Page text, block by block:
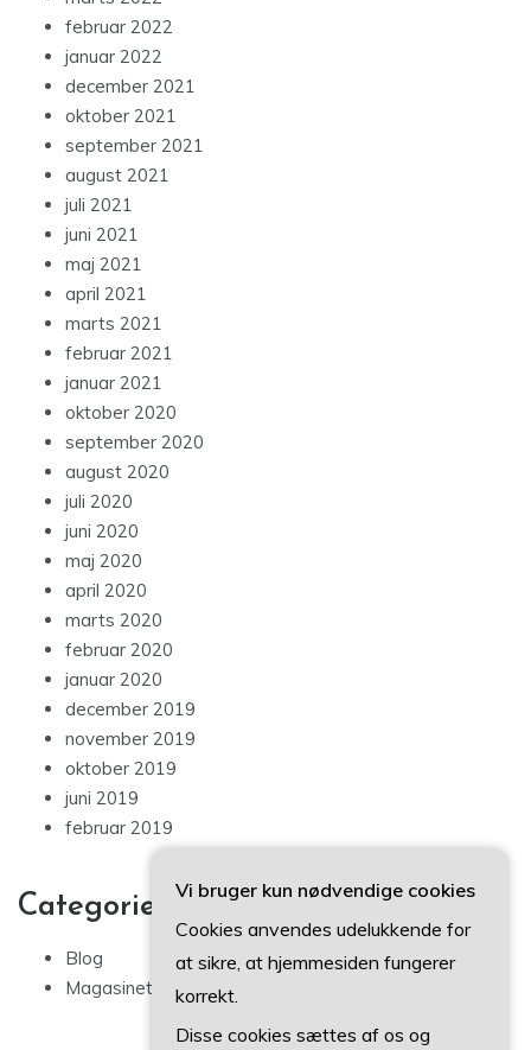
februar 2022
januar 2022
december 2021
oktober 2021
september 2021
august 2021
juli 2021
juni 2021
maj 2021
april 2021
marts 2021
februar 2021
januar 2021
oktober 2020
september 2020
august 2020
juli 2020
juni 2020
maj 2020
april 2020
marts 2020
februar 2020
januar 2020
december 2019
november 2019
oktober 2019
juni 2019
februar 2019
Categories
Blog
Magasinet
Vi bruger kun nødvendige cookies
Cookies anvendes udelukkende for
at sikre, at hjemmesiden fungerer
korrekt.
Disse cookies sættes af os og